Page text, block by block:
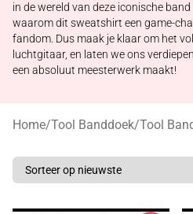
in de wereld van deze iconische
waarom dit sweatshirt een game-
fandom. Dus maak je klaar om het
luchtgitaar, en laten we ons
een absoluut meesterwerk maakt!
Home/Tool Banddoek/Tool